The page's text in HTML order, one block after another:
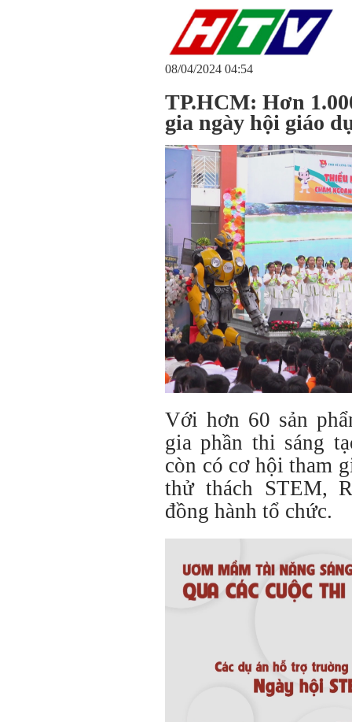
08/04/2024 04:54
TP.HCM: Hơn
gia ngày hội giáo
Với hơn 60 sản
gia phần thi sáng
còn có cơ hội tham
thử thách STEM,
đồng hành tổ chức.